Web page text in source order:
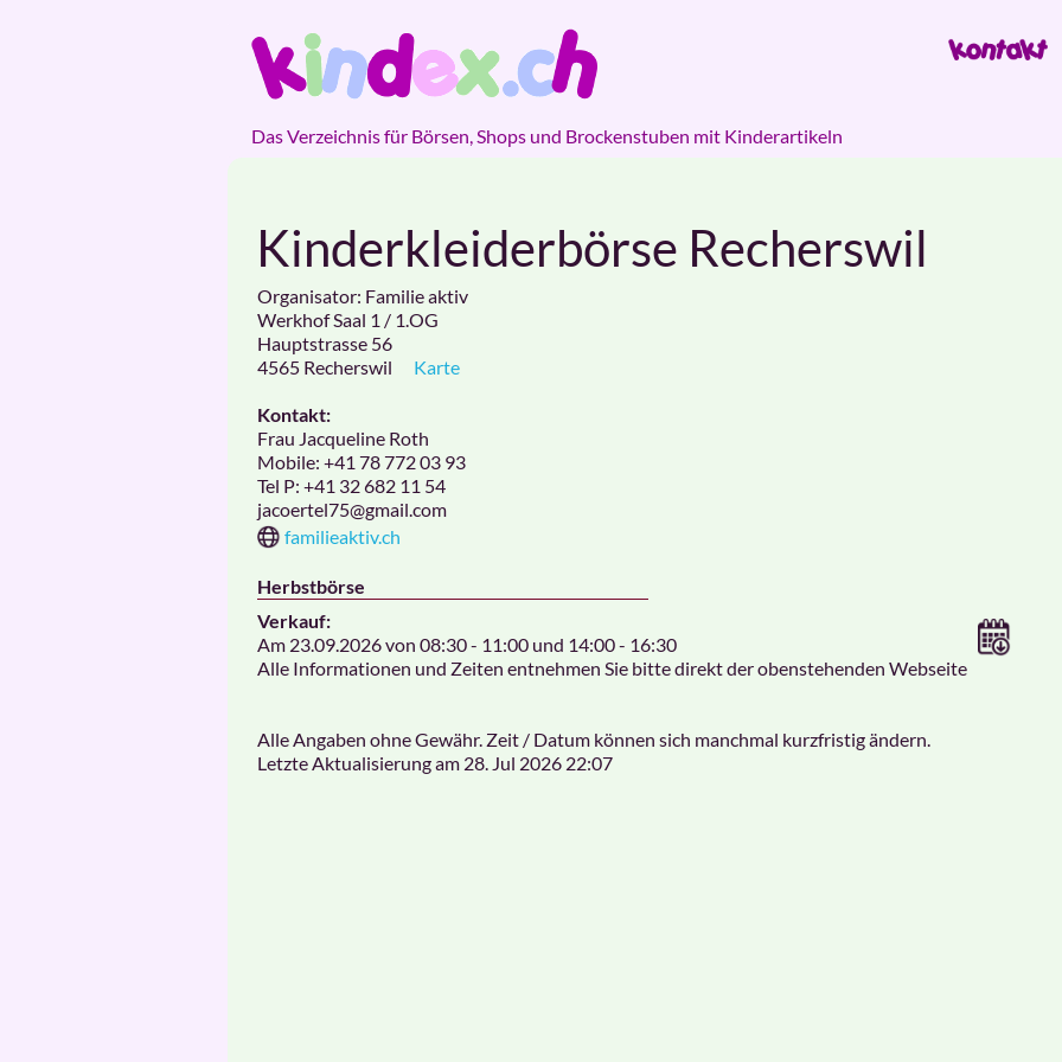
Das Verzeichnis für Börsen, Shops und Brockenstuben mit Kinderartikeln
Kinderkleiderbörse Recherswil
Organisator: Familie aktiv
Werkhof Saal 1 / 1.OG
Hauptstrasse 56
4565 Recherswil Karte
Kontakt:
Frau Jacqueline Roth
Mobile: +41 78 772 03 93
Tel P: +41 32 682 11 54
jacoertel75@gmail.com
familieaktiv.ch
Herbstbörse
Verkauf:
Am 23.09.2026 von 08:30 - 11:00 und 14:00 - 16:30
Alle Informationen und Zeiten entnehmen Sie bitte direkt der obenstehenden Webseite
Alle Angaben ohne Gewähr. Zeit / Datum können sich manchmal kurzfristig ändern.
Letzte Aktualisierung am 28. Jul 2026 22:07